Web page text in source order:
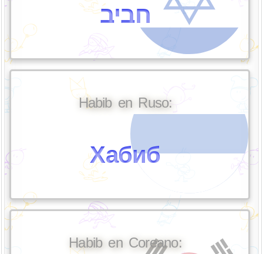
חביב
Habib en Ruso:
Хабиб
Habib en Coreano: